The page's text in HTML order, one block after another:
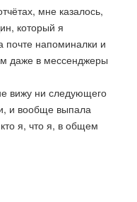
мне казалось,
который я
почте напоминалки и
даже в мессенджеры
вижу ни следующего
и вообще выпала
я, что я, в общем